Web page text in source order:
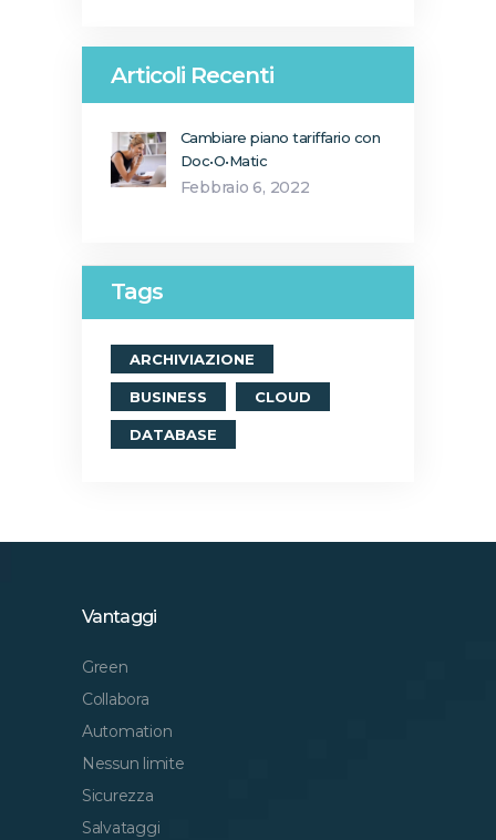
Articoli Recenti
Cambiare piano tariffario con
Doc•O•Matic
Febbraio 6, 2022
Tags
ARCHIVIAZIONE
BUSINESS CLOUD
DATABASE
Vantaggi
Green
Collabora
Automation
Nessun limite
Sicurezza
Salvataggi